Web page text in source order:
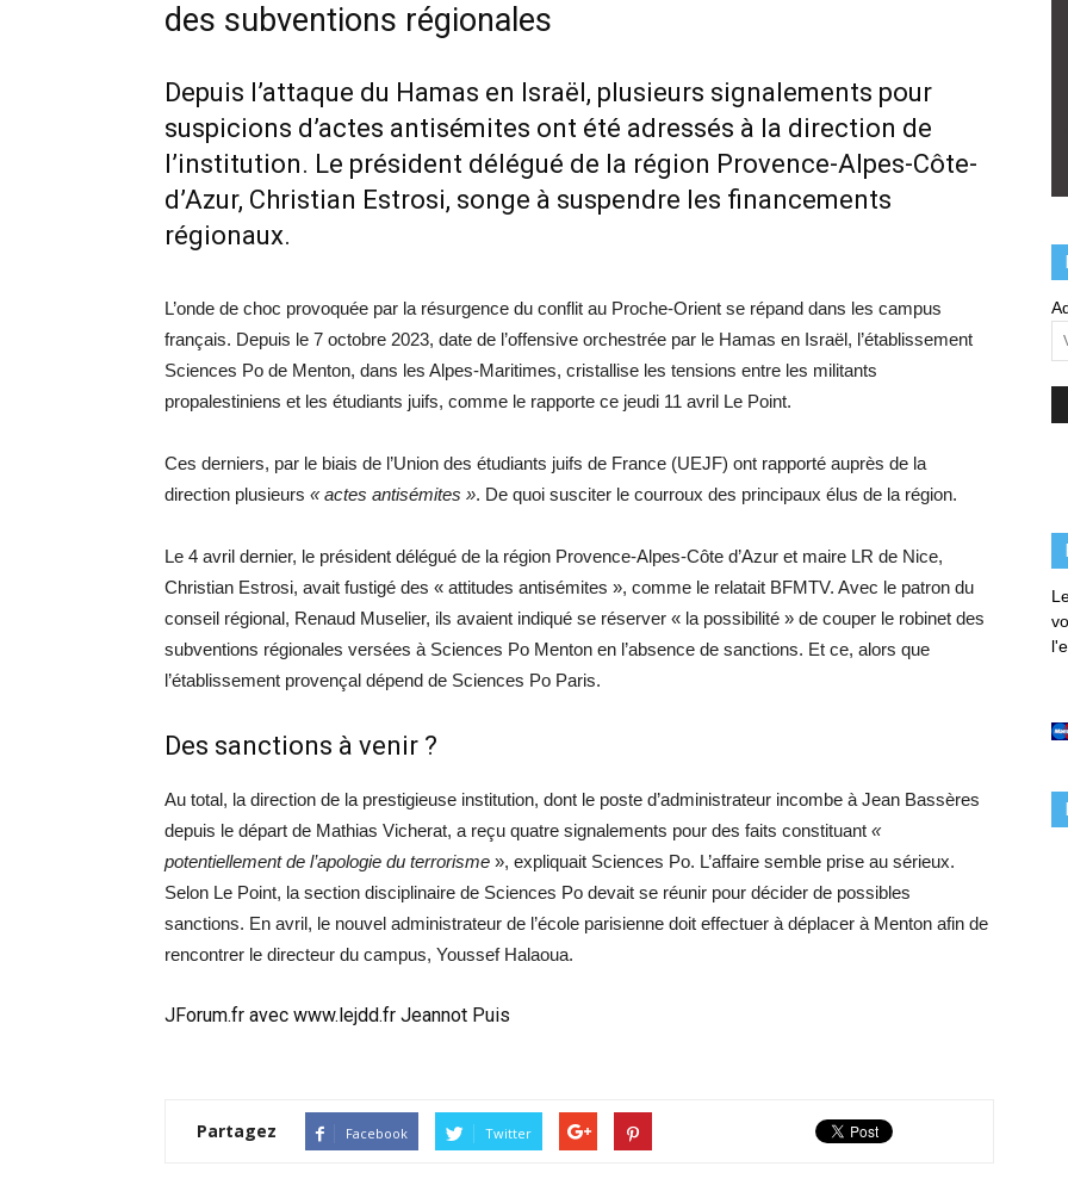
des subventions régionales
Depuis l’attaque du Hamas en Israël, plusieurs signalements pour
suspicions d’actes antisémites ont été adressés à la direction de
l’institution. Le président délégué de la région Provence-Alpes-Côte-
d’Azur, Christian Estrosi, songe à suspendre les financements
régionaux.
L’onde de choc provoquée par la résurgence du conflit au Proche-Orient se répand dans les campus
français. Depuis le 7 octobre 2023, date de l’offensive orchestrée par le Hamas en Israël, l’établissement
Sciences Po de Menton, dans les Alpes-Maritimes, cristallise les tensions entre les militants
propalestiniens et les étudiants juifs, comme le rapporte ce jeudi 11 avril Le Point.
Ces derniers, par le biais de l’Union des étudiants juifs de France (UEJF) ont rapporté auprès de la
direction plusieurs « actes antisémites ». De quoi susciter le courroux des principaux élus de la région.
Le 4 avril dernier, le président délégué de la région Provence-Alpes-Côte d’Azur et maire LR de Nice,
Christian Estrosi, avait fustigé des « attitudes antisémites », comme le relatait BFMTV. Avec le patron du
conseil régional, Renaud Muselier, ils avaient indiqué se réserver « la possibilité » de couper le robinet des
subventions régionales versées à Sciences Po Menton en l’absence de sanctions. Et ce, alors que
l’établissement provençal dépend de Sciences Po Paris.
Des sanctions à venir ?
Au total, la direction de la prestigieuse institution, dont le poste d’administrateur incombe à Jean Bassères
depuis le départ de Mathias Vicherat, a reçu quatre signalements pour des faits constituant «
potentiellement de l’apologie du terrorisme », expliquait Sciences Po. L’affaire semble prise au sérieux.
Selon Le Point, la section disciplinaire de Sciences Po devait se réunir pour décider de possibles
sanctions. En avril, le nouvel administrateur de l’école parisienne doit effectuer à déplacer à Menton afin de
rencontrer le directeur du campus, Youssef Halaoua.
JForum.fr avec www.lejdd.fr Jeannot Puis
Partagez Facebook Twitter